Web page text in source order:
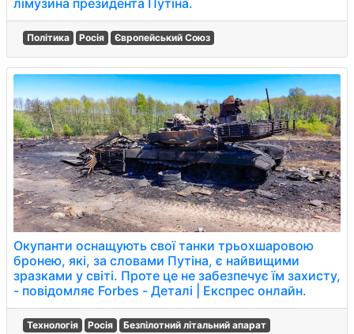
лімузина президента Путіна.
Політика Росія Європейський Союз
Окупанти оснащують свої танки трьохшаровою
бронею, які, за словами Путіна, є найвищими
зразками у світі. Проте це не забезпечує їм захисту,
- повідомляє Forbes - Деталі | Експрес онлайн.
Технологія Росія Безпілотний літальний апарат